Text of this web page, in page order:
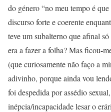
do género “no meu tempo é
discurso forte e coerente
teve um subalterno que afinal
era a fazer a folha? Mas ficou-
(que curiosamente não faço a
adivinho, porque ainda vou
foi despedida por assédio
inépcia/incapacidade lesar o